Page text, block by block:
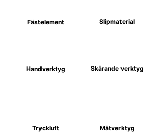
Fästelement Slipmaterial
Handverktyg Skärande verktyg
Tryckluft Mätverktyg